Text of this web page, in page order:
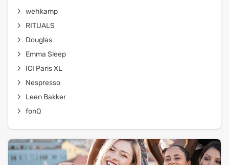
wehkamp
RITUALS
Douglas
Emma Sleep
ICI Paris XL
Nespresso
Leen Bakker
fonQ